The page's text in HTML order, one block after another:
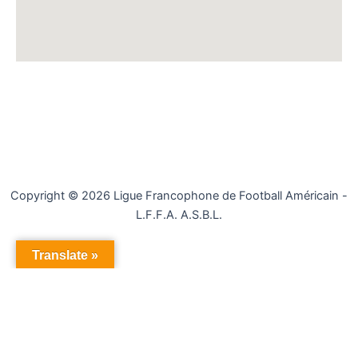
Copyright © 2026 Ligue Francophone de Football Américain -
L.F.F.A. A.S.B.L.
Translate »